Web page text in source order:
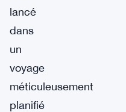
lancé
dans
un
voyage
méticuleusement
planifié